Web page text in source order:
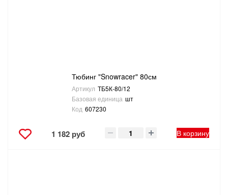
Тюбинг "Snowracer" 80см
Артикул ТБ5К-80/12
Базовая единица шт
Код 607230
1 182 руб В корзину